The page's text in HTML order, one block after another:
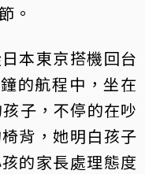
。
本東京搭機回台
的航程中，坐在
子，不停的在吵
背，她明白孩子
的家長處理態度